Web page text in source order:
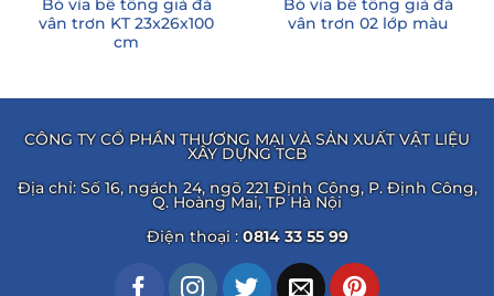
Bó vỉa bê tông giả đá
vân trơn KT 23x26x100
cm
Bó vỉa bê tông giả đá
vân trơn 02 lớp màu
CÔNG TY CỔ PHẦN THƯƠNG MẠI VÀ SẢN XUẤT VẬT LIỆU
XÂY DỰNG TCB
Địa chỉ: Số 16, ngách 24, ngõ 221 Định Công, P. Định Công,
Q. Hoàng Mai, TP Hà Nội
Điện thoại :0814 33 55 99